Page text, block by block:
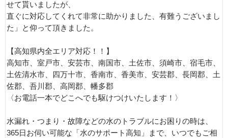
せて貰いましたが、
直ぐに対応してくれて非常に助かりました、有難うございまし
た」と仰って頂きました。
【高知県内全エリア対応！！】
高知市、室戸市、安芸市、南国市、土佐市、須崎市、宿毛市、
土佐清水市、四万十市、香南市、香美市、安芸郡、長岡郡、土
佐郡、吾川郡、高岡郡、幡多郡
〈お電話一本でどこへでも駆けつけいたします！〉
水漏れ・つまり・故障などの水のトラブルにお困りの時は、
365日お伺い可能な「水のサポート高知」まで、いつでもご相